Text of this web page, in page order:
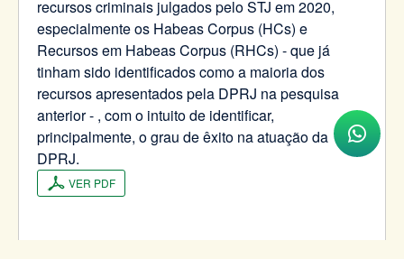
recursos criminais julgados pelo STJ em 2020,
especialmente os Habeas Corpus (HCs) e
Recursos em Habeas Corpus (RHCs) - que já
tinham sido identificados como a maioria dos
recursos apresentados pela DPRJ na pesquisa
anterior - , com o intuito de identificar,
principalmente, o grau de êxito na atuação da
DPRJ.
VER PDF